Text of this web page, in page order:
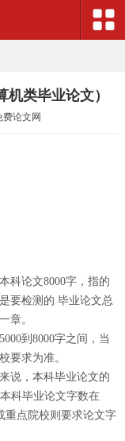
类毕业论文）
费论文网
科论文8000字，指的
要检测的 毕业论文总
章。
到8000字之间，当
要求为准。
说，本科毕业论文的
科毕业论文字数在
重点院校则要求论文字